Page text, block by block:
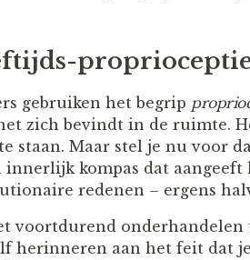
gebruiken het begrip
zich bevindt in de ruimte.
staan. Maar stel je nu voor
innerlijk kompas dat
redenen – ergens
voortdurend onderhandelen
herinneren aan het feit dat